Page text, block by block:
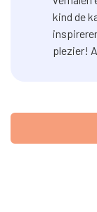
kind de
plezier!